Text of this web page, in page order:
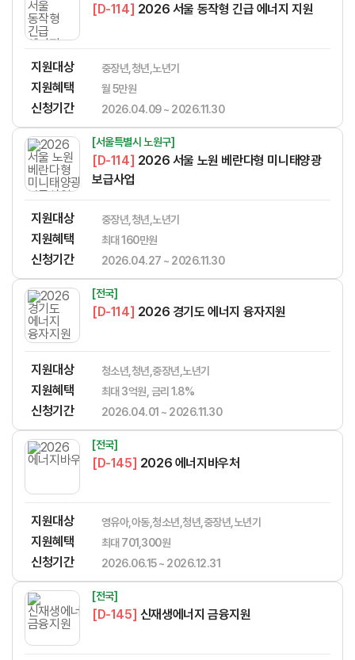
[D-114] 2026 서울 동작형 긴급 에너지 지원
지원대상 중장년,청년,노년기
지원혜택 월 5만원
신청기간 2026.04.09 ~ 2026.11.30
[서울특별시 노원구]
[D-114]
보급사업
지원대상 중장년,청년,노년기
지원혜택 ​​​​​‌​​​‌​​‌​​​​‌​​‌‌‌​​​​‌‌‌‌‌​‌​​​​‌‌최대 160만원
신청기간 2026.04.27 ~ 2026.11.30
[전국]
[D-114] 2026 경기도 에너지 융자지원
지원대상 청소년,청년,중장년,노년기
지원혜택 최대 3억원, 금리 1.8%
신청기간 2026.04.01 ~ 2026.11.30
[전국]
[D-145] 2026 에너지바우처
지원대상 영유아,아동,청소년,청년,중장년,노년기
지원혜택 최대 701,300원
신청기간 2026.06.15 ~ 2026.12.31
[전국]
[D-145] 신재생에너지 금융지원